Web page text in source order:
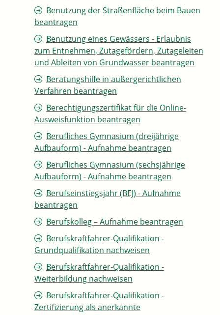
Benutzung der Straßenfläche beim Bauen
beantragen
Benutzung eines Gewässers - Erlaubnis
zum Entnehmen, Zutagefördern, Zutageleiten
und Ableiten von Grundwasser beantragen
Beratungshilfe in außergerichtlichen
Verfahren beantragen
Berechtigungszertifikat für die Online-
Ausweisfunktion beantragen
Berufliches Gymnasium (dreijährige
Aufbauform) - Aufnahme beantragen
Berufliches Gymnasium (sechsjährige
Aufbauform) - Aufnahme beantragen
Berufseinstiegsjahr (BEJ) - Aufnahme
beantragen
Berufskolleg – Aufnahme beantragen
Berufskraftfahrer-Qualifikation -
Grundqualifikation nachweisen
Berufskraftfahrer-Qualifikation -
Weiterbildung nachweisen
Berufskraftfahrer-Qualifikation -
Zertifizierung als anerkannte